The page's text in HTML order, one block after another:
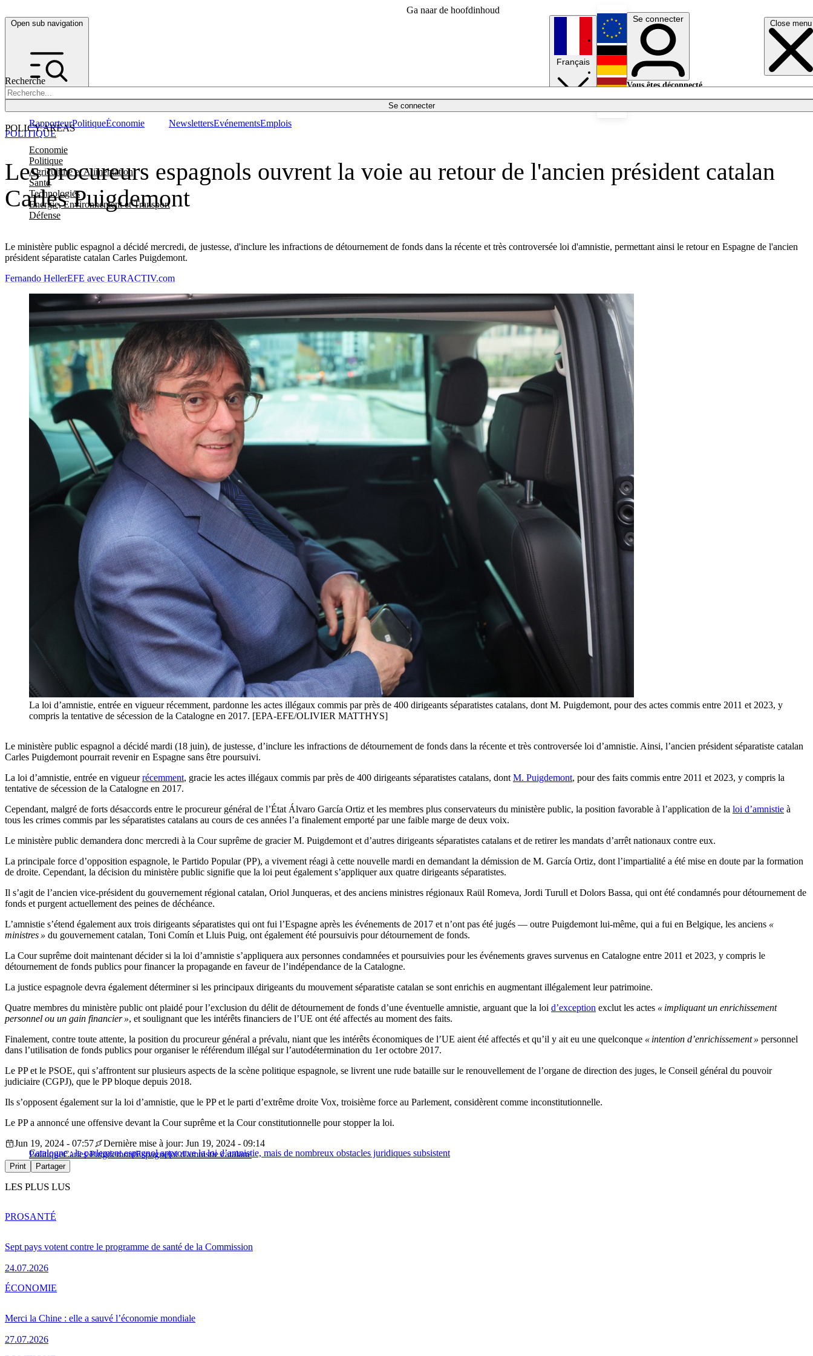
Ga naar de hoofdinhoud
Open sub navigation Close menu
Recherche
Se connecter
POLICY AREAS
Economie
Politique
Agriculture et Alimentation
Santé
Technologies
Energie, Environnement et Transport
Défense
RapporteurPolitiqueÉconomie NewslettersEvénementsEmplois
Français
English
Deutsch
Se connecter
Vous êtes déconnecté.
Les procureurs espagnols ouvrent la voie au retour de l'ancien président catalan
Carles Puigdemont
Le ministère public espagnol a décidé mercredi, de justesse, d'inclure les infractions de détournement de fonds dans la récente et très controversée loi d'amnistie, permettant ainsi le retour en Espagne de l'ancien
président séparatiste catalan Carles Puigdemont.
POLITIQUE
Fernando HellerEFE avec EURACTIV.com
La loi d’amnistie, entrée en vigueur récemment, pardonne les actes illégaux commis par près de 400 dirigeants séparatistes catalans, dont M. Puigdemont, pour des actes commis entre 2011 et 2023, y
compris la tentative de sécession de la Catalogne en 2017. [EPA-EFE/OLIVIER MATTHYS]
Le ministère public espagnol a décidé mardi (18 juin), de justesse, d’inclure les infractions de détournement de fonds dans la récente et très controversée loi d’amnistie. Ainsi, l’ancien président séparatiste catalan
Carles Puigdemont pourrait revenir en Espagne sans être poursuivi.
La loi d’amnistie, entrée en vigueurrécemment, gracie les actes illégaux commis par près de 400 dirigeants séparatistes catalans, dont M. Puigdemont, pour des faits commis entre 2011 et 2023, y compris la
tentative de sécession de la Catalogne en 2017.
Cependant, malgré de forts désaccords entre le procureur général de l’État Álvaro García Ortiz et les membres plus conservateurs du ministère public, la position favorable à l’application de la loi d’amnistie à
tous les crimes commis par les séparatistes catalans au cours de ces années l’a finalement emporté par une faible marge de deux voix.
Le ministère public demandera donc mercredi à la Cour suprême de gracier M. Puigdemont et d’autres dirigeants séparatistes catalans et de retirer les mandats d’arrêt nationaux contre eux.
La principale force d’opposition espagnole, le Partido Popular (PP), a vivement réagi à cette nouvelle mardi en demandant la démission de M. García Ortiz, dont l’impartialité a été mise en doute par la formation
de droite. Cependant, la décision du ministère public signifie que la loi peut également s’appliquer aux quatre dirigeants séparatistes.
Il s’agit de l’ancien vice-président du gouvernement régional catalan, Oriol Junqueras, et des anciens ministres régionaux Raül Romeva, Jordi Turull et Dolors Bassa, qui ont été condamnés pour détournement de
fonds et purgent actuellement des peines de déchéance.
L’amnistie s’étend également aux trois dirigeants séparatistes qui ont fui l’Espagne après les événements de 2017 et n’ont pas été jugés — outre Puigdemont lui-même, qui a fui en Belgique, les anciens «
ministres » du gouvernement catalan, Toni Comín et Lluis Puig, ont également été poursuivis pour détournement de fonds.
La Cour suprême doit maintenant décider si la loi d’amnistie s’appliquera aux personnes condamnées et poursuivies pour les événements graves survenus en Catalogne entre 2011 et 2023, y compris le
détournement de fonds publics pour financer la propagande en faveur de l’indépendance de la Catalogne.
La justice espagnole devra également déterminer si les principaux dirigeants du mouvement séparatiste catalan se sont enrichis en augmentant illégalement leur patrimoine.
Quatre membres du ministère public ont plaidé pour l’exclusion du délit de détournement de fonds d’une éventuelle amnistie, arguant que la loi d’exception exclut les actes « impliquant un enrichissement
personnel ou un gain financier », et soulignant que les intérêts financiers de l’UE ont été affectés au moment des faits.
Finalement, contre toute attente, la position du procureur général a prévalu, niant que les intérêts économiques de l’UE aient été affectés et qu’il y ait eu une quelconque « intention d’enrichissement » personnel
dans l’utilisation de fonds publics pour organiser le référendum illégal sur l’autodétermination du 1er octobre 2017.
Le PP et le PSOE, qui s’affrontent sur plusieurs aspects de la scène politique espagnole, se livrent une rude bataille sur le renouvellement de l’organe de direction des juges, le Conseil général du pouvoir
judiciaire (CGPJ), que le PP bloque depuis 2018.
Ils s’opposent également sur la loi d’amnistie, que le PP et le parti d’extrême droite Vox, troisième force au Parlement, considèrent comme inconstitutionnelle.
Le PP a annoncé une offensive devant la Cour suprême et la Cour constitutionnelle pour stopper la loi.
Catalogne : le parlement espagnol approuve la loi d’amnistie, mais de nombreux obstacles juridiques subsistent
Jun 19, 2024 - 07:57
Dernière mise à jour: Jun 19, 2024 - 09:14
PolitiqueCarles PuigdemontEspagneloi d'amnistie catalane
Print Partager
LES PLUS LUS
Sept pays votent contre le programme de santé de la Commission
24.07.2026
PROSANTÉ
Merci la Chine : elle a sauvé l’économie mondiale
27.07.2026
ÉCONOMIE